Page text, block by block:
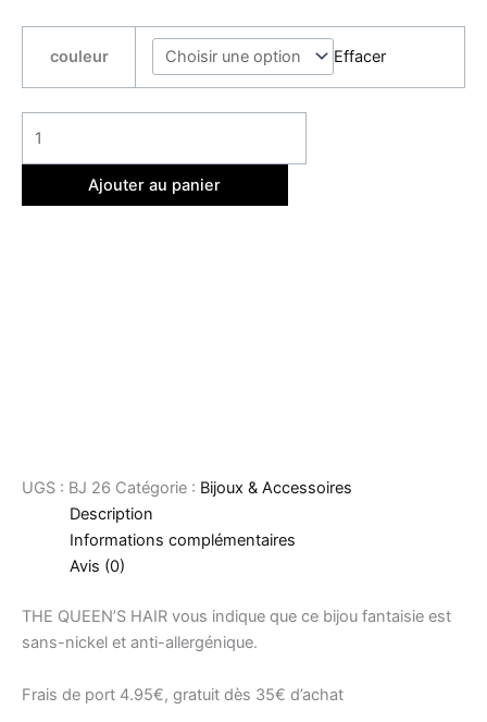
couleur Effacer
Ajouter au panier
UGS : BJ 26 Catégorie : Bijoux & Accessoires
Description
Informations complémentaires
Avis (0)
THE QUEEN’S HAIR vous indique que ce bijou fantaisie est
sans-nickel et anti-allergénique.
Frais de port 4.95€, gratuit dès 35€ d’achat